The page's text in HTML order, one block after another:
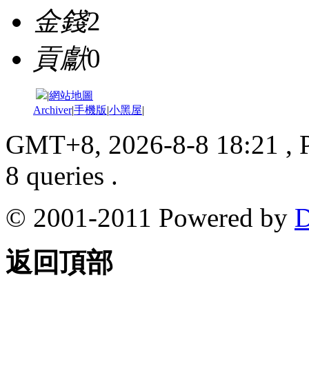
金錢2
貢獻0
|網站地圖
Archiver|手機版|小黑屋|
GMT+8, 2026-8-8 18:21 ,
8 queries .
© 2001-2011 Powered by
返回頂部